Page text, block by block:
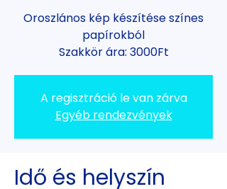
Oroszlános kép készítése színes
papírokból
Szakkör ára: 3000Ft
A regisztráció le van zárva
Egyéb rendezvények
Idő és helyszín